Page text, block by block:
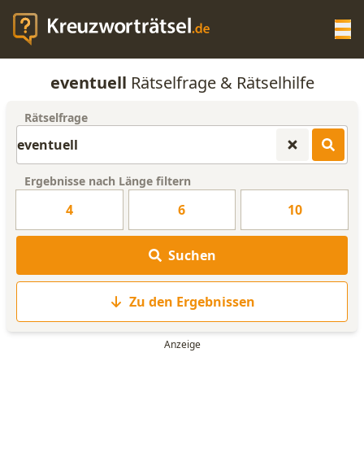
KREUZWORTRÄTSEL-HILFE
WORTLISTE
eventuell Rätselfrage & Rätselhilfe
Rätselfrage
Ergebnisse nach Länge filtern
4 6 10
Suchen
Zu den Ergebnissen